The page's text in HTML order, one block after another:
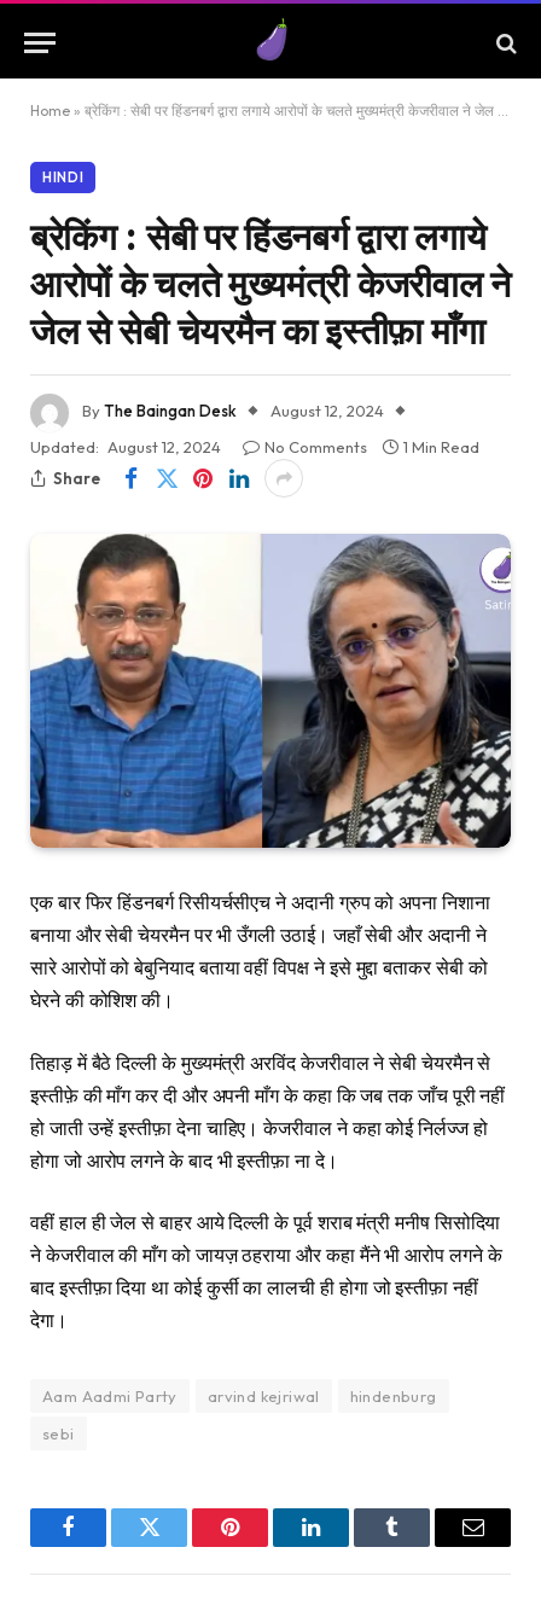
Home » ब्रेकिंग : सेबी पर हिंडनबर्ग द्वारा लगाये आरोपों के चलते मुख्यमंत्री केजरीवाल ने जेल से सेबी चेयरमैन का इस्तीफ़ा माँगा
HINDI
ब्रेकिंग : सेबी पर हिंडनबर्ग द्वारा लगाये
आरोपों के चलते मुख्यमंत्री केजरीवाल ने
जेल से सेबी चेयरमैन का इस्तीफ़ा माँगा
ByThe Baingan Desk
August 12, 2024
Updated: August 12, 2024 No Comments
1 Min Read
Share
एक बार फिर हिंडनबर्ग रिसीयर्चसीएच ने अदानी ग्रुप को अपना निशाना
बनाया और सेबी चेयरमैन पर भी उँगली उठाई। जहाँ सेबी और अदानी ने
सारे आरोपों को बेबुनियाद बताया वहीं विपक्ष ने इसे मुद्दा बताकर सेबी को
घेरने की कोशिश की।
तिहाड़ में बैठे दिल्ली के मुख्यमंत्री अरविंद केजरीवाल ने सेबी चेयरमैन से
इस्तीफ़े की माँग कर दी और अपनी माँग के कहा कि जब तक जाँच पूरी नहीं
हो जाती उन्हें इस्तीफ़ा देना चाहिए। केजरीवाल ने कहा कोई निर्लज्ज हो
होगा जो आरोप लगने के बाद भी इस्तीफ़ा ना दे।
वहीं हाल ही जेल से बाहर आये दिल्ली के पूर्व शराब मंत्री मनीष सिसोदिया
ने केजरीवाल की माँग को जायज़ ठहराया और कहा मैंने भी आरोप लगने के
बाद इस्तीफ़ा दिया था कोई कुर्सी का लालची ही होगा जो इस्तीफ़ा नहीं
देगा।
Aam Aadmi Party arvind kejriwal
hindenburg
sebi
FacebookTwitter Pinterest LinkedInTumblr Email